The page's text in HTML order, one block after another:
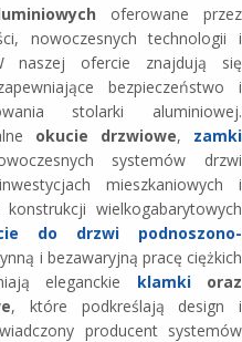
oferowane przez
nowoczesnych technologii i
naszej ofercie znajdują się
bezpieczeństwo i
stolarki aluminiowej.
okucie drzwiowe, zamki
systemów drzwi
mieszkaniowych i
wielkogabarytowych
do drzwi podnoszono-
i bezawaryjną pracę ciężkich
eleganckie klamkioraz
, które podkreślają design i
producent systemów